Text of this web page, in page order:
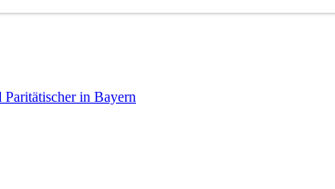
in Bayern